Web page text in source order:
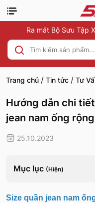
Ra mắt Bộ Sưu Tập
Trang chủ / Tin tức / Tư
Hướng dẫn chi
jean nam ống
25.10.2023
Mục lục (Hiện)
Size quần jean nam